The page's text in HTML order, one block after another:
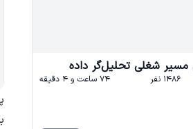
مسیر شغلی تحلیل‌گر داده
۱۴۸۶ نفر